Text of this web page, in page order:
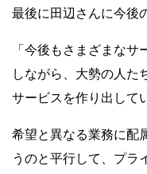
最後に田辺さんに今後
「今後もさまざまな
しながら、大勢の人た
サービスを作り出して
希望と異なる業務に配
うのと平行して、プラ